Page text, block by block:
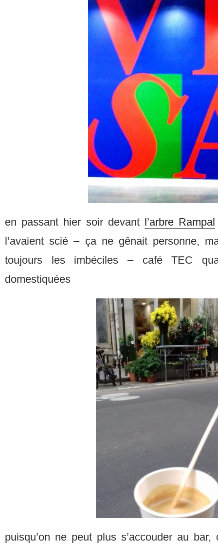
en passant hier soir devant l’arbre Rampal
l’avaient scié – ça ne gênait personne,
toujours les imbéciles – café TEC
domestiquées
puisqu’on ne peut plus s’accouder au